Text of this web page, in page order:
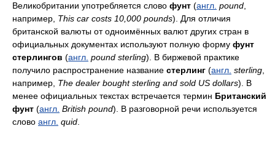
Великобритании употребляется слово фунт (англ. pound
например, This car costs 10,000 pounds). Для отличия
британской валюты от одноимённых валют других стран в
официальных документах используют полную форму фунт
стерлингов (англ. pound sterling). В биржевой практике
получило распространение название стерлинг (англ. sterling
например, The dealer bought sterling and sold US dollars). В
менее официальных текстах встречается термин Британский
фунт (англ. British pound). В разговорной речи используется
слово англ. quid